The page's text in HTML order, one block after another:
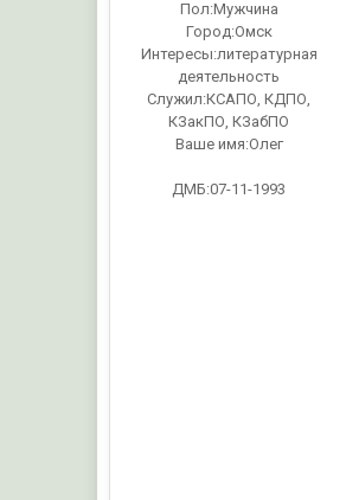
Пол:Мужчина
Город:Омск
Интересы:литературная
деятельность
Служил:КСАПО, КДПО,
КЗакПО, КЗабПО
Ваше имя:Олег
ДМБ:07-11-1993